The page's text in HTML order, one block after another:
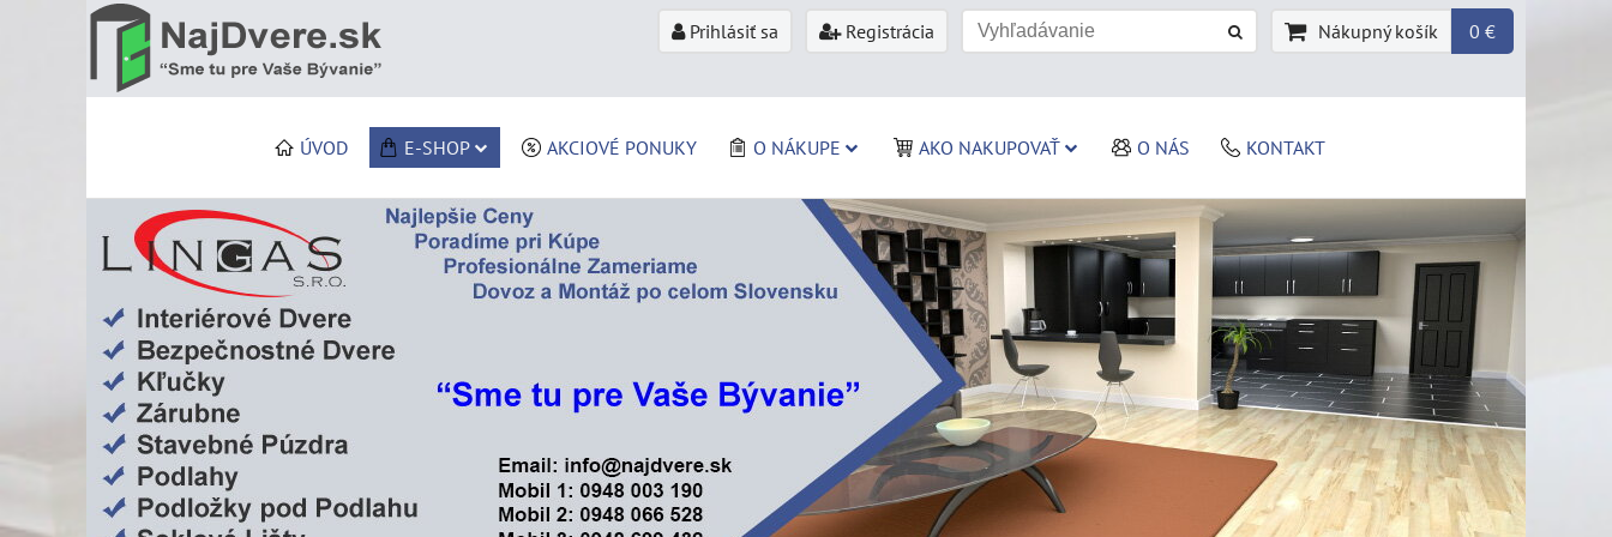
Prihlásiť sa Registrácia Nákupný košík 0 €
ÚVOD E-SHOP AKCIOVÉ PONUKY O NÁKUPE AKO NAKUPOVAŤ O NÁS KONTAKT